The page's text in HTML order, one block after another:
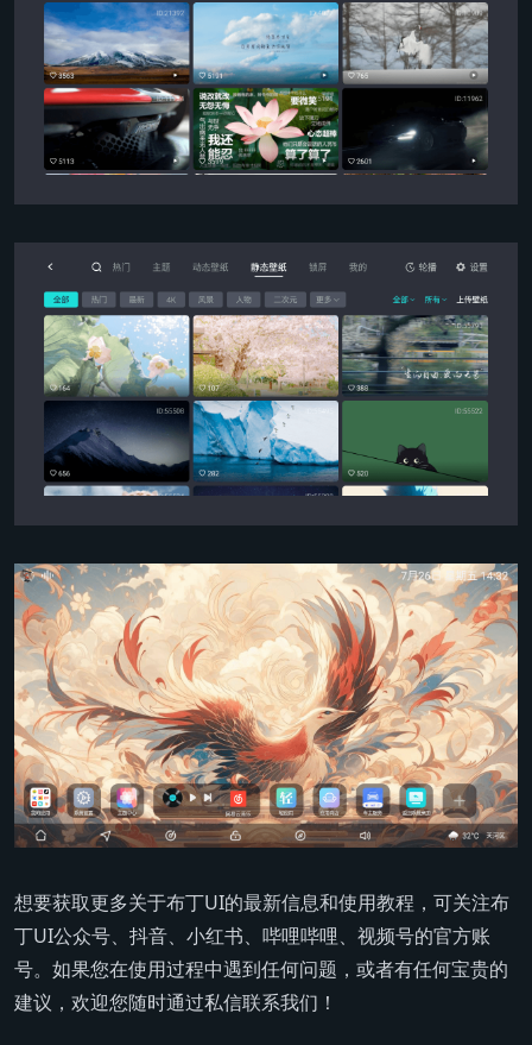
想要获取更多关于布丁UI的最新信息和使用教程，可关注布
丁UI公众号、抖音、小红书、哔哩哔哩、视频号的官方账
号。如果您在使用过程中遇到任何问题，或者有任何宝贵的
建议，欢迎您随时通过私信联系我们！